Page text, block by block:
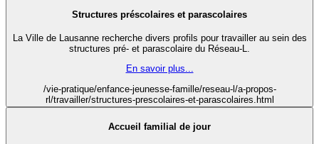
Structures préscolaires et parascolaires
La Ville de Lausanne recherche divers profils pour travailler au sein des
structures pré- et parascolaire du Réseau-L.
En savoir plus...
/vie-pratique/enfance-jeunesse-famille/reseau-l/a-propos-
rl/travailler/structures-prescolaires-et-parascolaires.html
Accueil familial de jour